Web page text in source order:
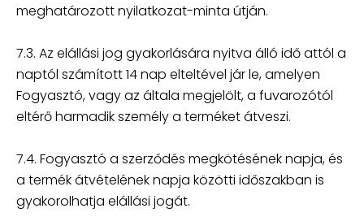
meghatározott nyilatkozat-minta útján.
7.3. Az elállási jog gyakorlására nyitva álló idő attól a
naptól számított 14 nap elteltével jár le, amelyen
Fogyasztó, vagy az általa megjelölt, a fuvarozótól
eltérő harmadik személy a terméket átveszi.
7.4. Fogyasztó a szerződés megkötésének napja, és
a termék átvételének napja közötti időszakban is
gyakorolhatja elállási jogát.